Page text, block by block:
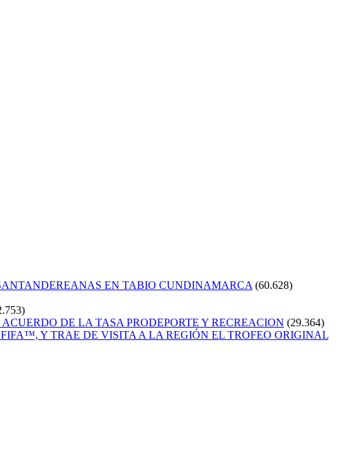
EN TABIO CUNDINAMARCA (60.628)
DE LA TASA PRODEPORTE Y RECREACION (29.364)
Y TRAE DE VISITA A LA REGIÓN EL TROFEO ORIGINAL